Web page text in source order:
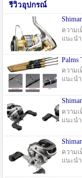
รีวิวอุปกรณ์
ความเ
แนะนำ
Palms
ความเ
แนะนำ
ความเ
แนะนำ
ความเ
แนะนำ